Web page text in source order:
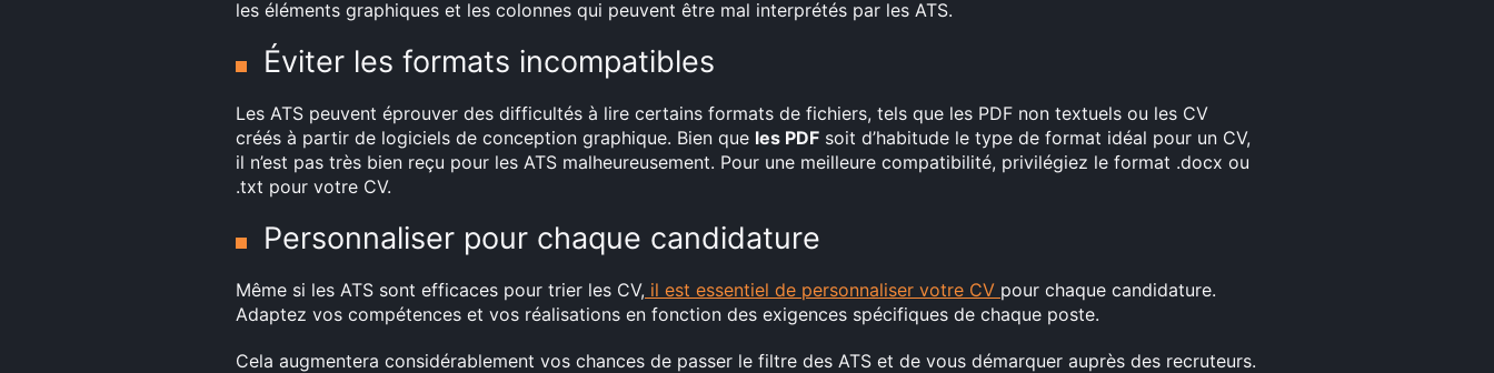
les éléments graphiques et les colonnes qui peuvent être mal interprétés par les ATS.
Éviter les formats incompatibles
Les ATS peuvent éprouver des difficultés à lire certains formats de fichiers, tels que les PDF non textuels ou les CV
créés à partir de logiciels de conception graphique. Bien que les PDF soit d’habitude le type de format idéal pour un CV,
il n’est pas très bien reçu pour les ATS malheureusement. Pour une meilleure compatibilité, privilégiez le format .docx ou
.txt pour votre CV.
Personnaliser pour chaque candidature
Même si les ATS sont efficaces pour trier les CV, il est essentiel de personnaliser votre CV pour chaque candidature.
Adaptez vos compétences et vos réalisations en fonction des exigences spécifiques de chaque poste.
Cela augmentera considérablement vos chances de passer le filtre des ATS et de vous démarquer auprès des recruteurs.